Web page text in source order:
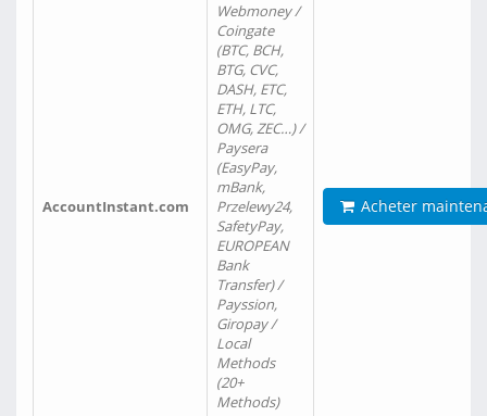
AccountInstant.com
Webmoney /
Coingate
(BTC, BCH,
BTG, CVC,
DASH, ETC,
ETH, LTC,
OMG, ZEC…) /
Paysera
(EasyPay,
mBank,
Przelewy24,
SafetyPay,
EUROPEAN
Bank
Transfer) /
Payssion,
Giropay /
Local
Methods
(20+
Methods)
Acheter